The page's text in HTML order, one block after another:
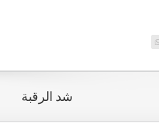
شد الرقبة